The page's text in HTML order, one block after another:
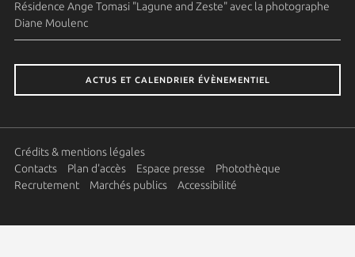
Résidence Ange Tomasi "Lagune and Zeste" avec la photographe
Diane Moulenc
ACTUS ET CALENDRIER ÉVÈNEMENTIEL
Crédits & mentions légales
Contacts
Plan d'accès Espace presse
Photothèque
Recrutement
Marchés publics Accessibilité